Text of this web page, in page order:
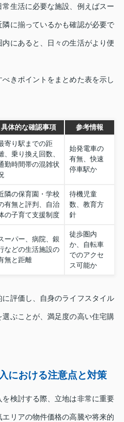
生活に必要な施設、例えばスー
に揃っているかも確認が必要で
にあると、日々の生活がより便
きポイントをまとめた表を示し
具体的な確認事項 参考情報
寄り駅までの距
、乗り換え回数、
勤時間帯の混雑状
始発電車の
有無、快速
停車駅か
隣の保育園・学校
有無と評判、自治
の子育て支援制度
待機児童
数、教育方
針
ーパー、病院、銀
などの生活施設の
無と距離
徒歩圏内
か、自転車
でのアクセ
ス可能か
評価し、自身のライフスタイル
ぶことが、満足度の高い住宅購
における注意点と対策
検討する際、立地は非常に重要
リアの物件価格の高騰や将来的